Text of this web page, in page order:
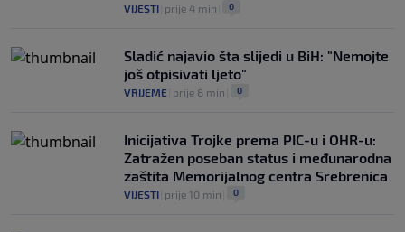
VIJESTI prije 4 min 0
Sladić najavio šta slijedi u BiH: "Nemojte
još otpisivati ljeto"
VRIJEME prije 8 min 0
Inicijativa Trojke prema PIC-u i OHR-u:
Zatražen poseban status i međunarodna
zaštita Memorijalnog centra Srebrenica
VIJESTI prije 10 min 0